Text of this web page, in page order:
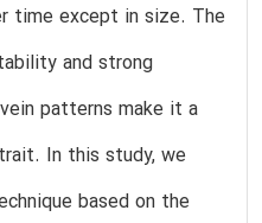
time except in size. The
and strong
patterns make it a
In this study, we
based on the